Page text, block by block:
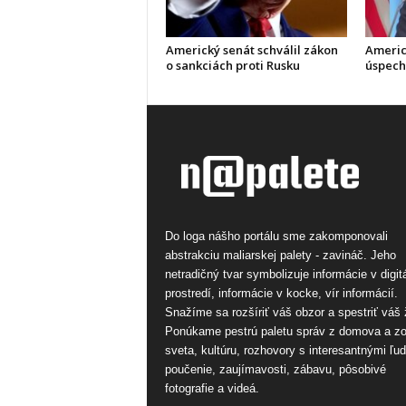
Americký senát schválil zákon
o sankciách proti Rusku
Do loga nášho portálu sme zakomponovali
abstrakciu maliarskej palety - zavináč. Jeho
netradičný tvar symbolizuje informácie v
prostredí, informácie v kocke, vír informácií.
Snažíme sa rozšíriť váš obzor a spestriť váš
Ponúkame pestrú paletu správ z domova a zo
sveta, kultúru, rozhovory s interesantnými
poučenie, zaujímavosti, zábavu, pôsobivé
fotografie a videá.